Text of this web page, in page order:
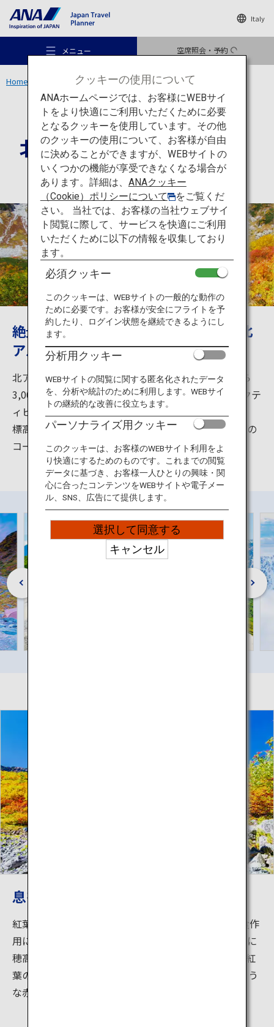
Italy
メニュー 空席照会・予約
おすすめの旅
旅のアイデア
行き先
旅のお役立ち情報
ANA サービス
Home 中部エリア 北アルプス（涸沢カール）
体験 長野
北アルプス（涸沢カール）
絶景からアクティビティまで楽しめる北
アルプス
北アルプスは、「日本アルプス」の一つ。2,000mから
3,000mを越える山々が連なる壮大な絶景や植物、アクテ
ィビティを楽しめます。
標高が高く一見険しく見える山々ですが、初心者向けの
コースもあるので経験に合わせて登山もできます。
息をのむほど美しい紅葉
紅葉登山の人気スポット「涸沢カール」。 氷河の浸食作
用によって形成された直径約2kmのカールを囲むように
穂高連峰がそびえ、圧巻の風景を有しています。特に紅
葉の時期に訪れるのがおすすめです。 まるで絵画のよう
な赤や黄色の紅葉が見られます。
クッキーの使用について
ANAホームページでは、お客様にWEBサイ
トをより快適にご利用いただくために必要
となるクッキーを使用しています。その他
のクッキーの使用について、お客様が自由
に決めることができますが、WEBサイトの
いくつかの機能が享受できなくなる場合が
あります。詳細は、 ANAクッキー
（Cookie）ポリシーについて
をご覧くだ
さい。 当社では、お客様の当社ウェブサイ
ト閲覧に際して、サービスを快適にご利用
いただくために以下の情報を収集しており
ます。
必須クッキー
このクッキーは、WEBサイトの一般的な動作の
ために必要です。お客様が安全にフライトを予
約したり、ログイン状態を継続できるようにし
ます。
分析用クッキー
WEBサイトの閲覧に関する匿名化されたデータ
を、分析や統計のために利用します。WEBサイ
トの継続的な改善に役立ちます。
パーソナライズ用クッキー
このクッキーは、お客様のWEBサイト利用をよ
り快適にするためのものです。これまでの閲覧
データに基づき、お客様一人ひとりの興味・関
心に合ったコンテンツをWEBサイトや電子メー
ル、SNS、広告にて提供します。
選択して同意する
キャンセル